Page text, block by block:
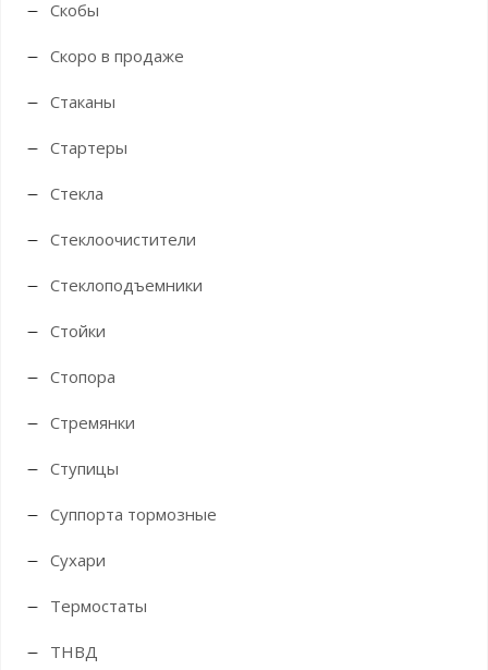
Скобы
Скоро в продаже
Стаканы
Стартеры
Стекла
Стеклоочистители
Стеклоподъемники
Стойки
Стопора
Стремянки
Ступицы
Суппорта тормозные
Сухари
Термостаты
ТНВД